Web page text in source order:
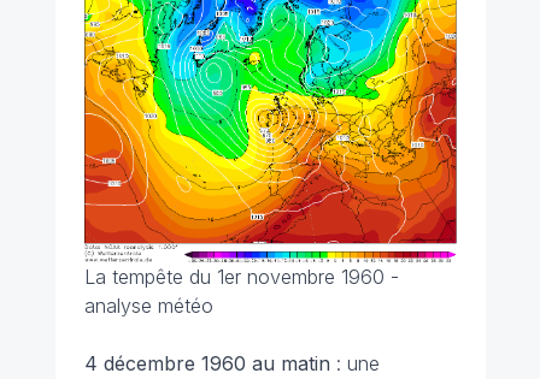
La tempête du 1er novembre 1960 -
analyse météo
4 décembre 1960 au matin : une